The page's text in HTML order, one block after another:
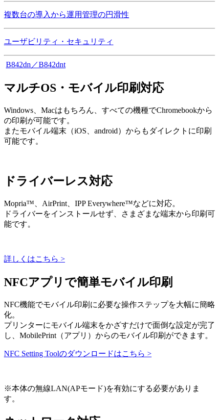
複数台の導入から運用管理の円滑性
ユーザビリティ・セキュリティ
B842dn／B842dnt
マルチOS・モバイル印刷対応
Windows、Macはもちろん、すべての機種でChromebookから
の印刷が可能です。
またモバイル端末（iOS、android）からもダイレクトに印刷
可能です。
ドライバーレス対応
Mopria™、AirPrint、IPP Everywhere™などに対応。
ドライバーをインストールせず、さまざまな端末から印刷可
能です。
詳しくはこちら >
NFCアプリで簡単モバイル印刷
NFC機能でモバイル印刷に必要な操作ステップを大幅に簡略
化。
プリンターにモバイル端末をかざすだけで面倒な設定が完了
し、MobilePrint（アプリ）からのモバイル印刷ができます。
NFC Setting Toolのダウンロードはこちら >
※本体の無線LAN(APモード)を有効にする必要がありま
す。